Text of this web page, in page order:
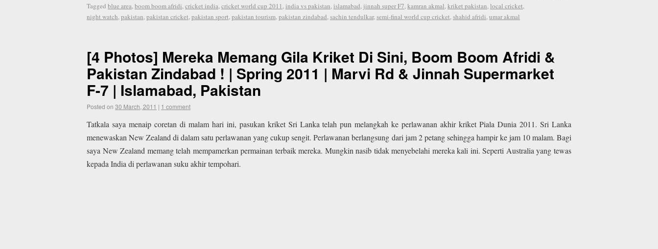
Tagged blue area,boom boom afridi,cricket india,cricket world cup 2011,india vs pakistan,islamabad, jinnah super F7,kamran akmal,kriket pakistan,local cricket,
night watch,pakistan,pakistan cricket,pakistan sport,pakistan tourism,pakistan zindabad,sachin tendulkar,semi-final world cup cricket,shahid afridi,umar akmal
[4 Photos] Mereka Memang Gila Kriket Di Sini, Boom Boom Afridi &
Pakistan Zindabad ! | Spring 2011 | Marvi Rd & Jinnah Supermarket
F-7 | Islamabad, Pakistan
Posted on 30 March, 2011 | 1 comment
Tatkala saya menaip coretan di malam hari ini, pasukan kriket Sri Lanka telah pun melangkah ke perlawanan akhir kriket Piala Dunia 2011. Sri Lanka
menewaskan New Zealand di dalam satu perlawanan yang cukup sengit. Perlawanan berlangsung dari jam 2 petang sehingga hampir ke jam 10 malam. Bagi
saya New Zealand memang telah mempamerkan permainan terbaik mereka. Mungkin nasib tidak menyebelahi mereka kali ini. Seperti Australia yang tewas
kepada India di perlawanan suku akhir tempohari.